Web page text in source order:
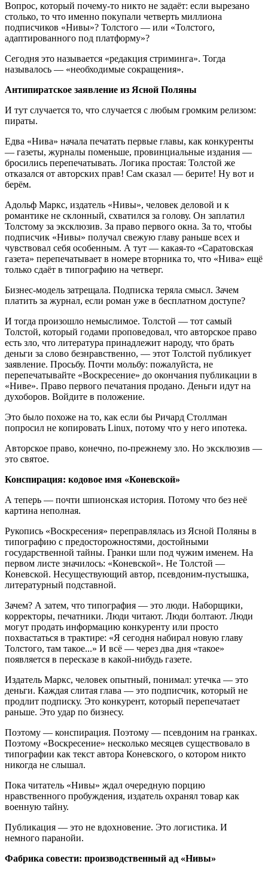
Вопрос, который почему-то никто не задаёт: если вырезано
столько, то что именно покупали четверть миллиона
подписчиков «Нивы»? Толстого — или «Толстого,
адаптированного под платформу»?
Сегодня это называется «редакция стриминга». Тогда
называлось — «необходимые сокращения».
Антипиратское заявление из Ясной Поляны
И тут случается то, что случается с любым громким релизом:
пираты.
Едва «Нива» начала печатать первые главы, как конкуренты
— газеты, журналы поменьше, провинциальные издания —
бросились перепечатывать. Логика простая: Толстой же
отказался от авторских прав! Сам сказал — берите! Ну вот и
берём.
Адольф Маркс, издатель «Нивы», человек деловой и к
романтике не склонный, схватился за голову. Он заплатил
Толстому за эксклюзив. За право первого окна. За то, чтобы
подписчик «Нивы» получал свежую главу раньше всех и
чувствовал себя особенным. А тут — какая-то «Саратовская
газета» перепечатывает в номере вторника то, что «Нива» ещё
только сдаёт в типографию на четверг.
Бизнес-модель затрещала. Подписка теряла смысл. Зачем
платить за журнал, если роман уже в бесплатном доступе?
И тогда произошло немыслимое. Толстой — тот самый
Толстой, который годами проповедовал, что авторское право
есть зло, что литература принадлежит народу, что брать
деньги за слово безнравственно, — этот Толстой публикует
заявление. Просьбу. Почти мольбу: пожалуйста, не
перепечатывайте «Воскресение» до окончания публикации в
«Ниве». Право первого печатания продано. Деньги идут на
духоборов. Войдите в положение.
Это было похоже на то, как если бы Ричард Столлман
попросил не копировать Linux, потому что у него ипотека.
Авторское право, конечно, по-прежнему зло. Но эксклюзив —
это святое.
Конспирация: кодовое имя «Коневской»
А теперь — почти шпионская история. Потому что без неё
картина неполная.
Рукопись «Воскресения» переправлялась из Ясной Поляны в
типографию с предосторожностями, достойными
государственной тайны. Гранки шли под чужим именем. На
первом листе значилось: «Коневской». Не Толстой —
Коневской. Несуществующий автор, псевдоним-пустышка,
литературный подставной.
Зачем? А затем, что типография — это люди. Наборщики,
корректоры, печатники. Люди читают. Люди болтают. Люди
могут продать информацию конкуренту или просто
похвастаться в трактире: «Я сегодня набирал новую главу
Толстого, там такое...» И всё — через два дня «такое»
появляется в пересказе в какой-нибудь газете.
Издатель Маркс, человек опытный, понимал: утечка — это
деньги. Каждая слитая глава — это подписчик, который не
продлит подписку. Это конкурент, который перепечатает
раньше. Это удар по бизнесу.
Поэтому — конспирация. Поэтому — псевдоним на гранках.
Поэтому «Воскресение» несколько месяцев существовало в
типографии как текст автора Коневского, о котором никто
никогда не слышал.
Пока читатель «Нивы» ждал очередную порцию
нравственного пробуждения, издатель охранял товар как
военную тайну.
Публикация — это не вдохновение. Это логистика. И
немного паранойи.
Фабрика совести: производственный ад «Нивы»